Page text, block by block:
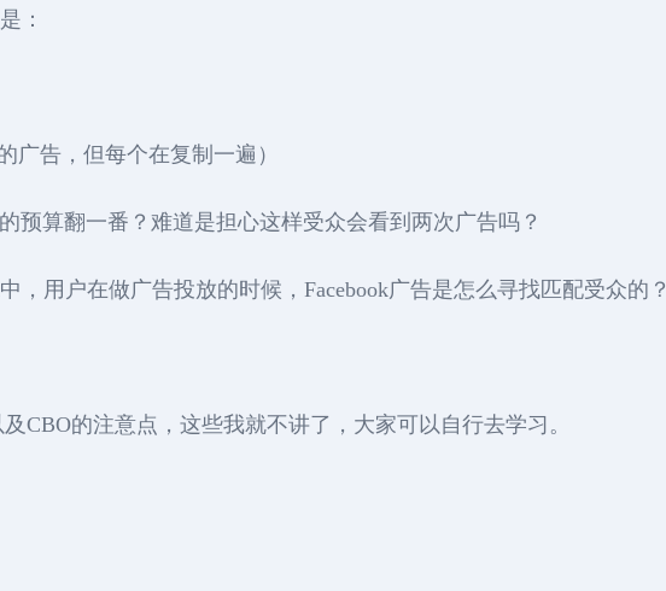
：
广告，但每个在复制一遍）
预算翻一番？难道是担心这样受众会看到两次广告吗？
，用户在做广告投放的时候，Facebook广告是怎么寻找匹配受众的？
CBO的注意点，这些我就不讲了，大家可以自行去学习。